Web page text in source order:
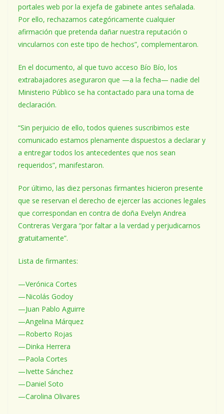
portales web por la exjefa de gabinete antes señalada.
Por ello, rechazamos categóricamente cualquier
afirmación que pretenda dañar nuestra reputación o
vincularnos con este tipo de hechos”, complementaron.
En el documento, al que tuvo acceso Bío Bío, los
extrabajadores aseguraron que —a la fecha— nadie del
Ministerio Público se ha contactado para una toma de
declaración.
“Sin perjuicio de ello, todos quienes suscribimos este
comunicado estamos plenamente dispuestos a declarar y
a entregar todos los antecedentes que nos sean
requeridos”, manifestaron.
Por último, las diez personas firmantes hicieron presente
que se reservan el derecho de ejercer las acciones legales
que correspondan en contra de doña Evelyn Andrea
Contreras Vergara “por faltar a la verdad y perjudicarnos
gratuitamente”.
Lista de firmantes:
—Verónica Cortes
—Nicolás Godoy
—Juan Pablo Aguirre
—Angelina Márquez
—Roberto Rojas
—Dinka Herrera
—Paola Cortes
—Ivette Sánchez
—Daniel Soto
—Carolina Olivares